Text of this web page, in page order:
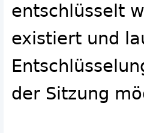
entschlüsselt
existiert und
der Sitzung